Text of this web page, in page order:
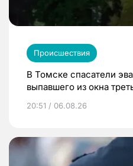
Происшествия
В Томске спасатели
выпавшего из окна
20:51 / 06.08.26